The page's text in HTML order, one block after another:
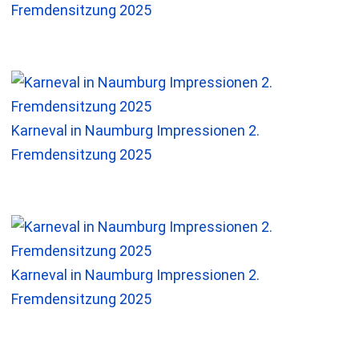
Fremdensitzung 2025
Karneval in Naumburg Impressionen 2.
Fremdensitzung 2025
Karneval in Naumburg Impressionen 2.
Fremdensitzung 2025